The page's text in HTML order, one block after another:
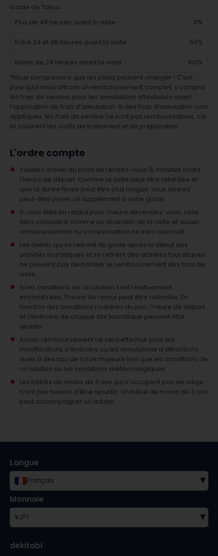
locale de Tokyo.
Plus de 48 heures avant la visite
0%
Entre 24 et 48 heures avant la visite 50%
Moins de 24 heures avant la visite
100%
*Nous comprenons que les plans peuvent changer ! C’est
pourquoi nous offrons un remboursement complet, y compris
les frais de service, pour les annulations effectuées avant
l’application de frais d’annulation. Si des frais d’annulation sont
appliqués, les frais de service ne sont pas remboursables, car
ils couvrent les coûts de traitement et de préparation.
L'ordre compte
Veuillez arriver au point de rendez-vous 15 minutes avant
l'heure de départ. Comme la visite peut être retardée et
que la durée finale peut être plus longue, vous devrez
peut-être payer un supplément à votre guide.
Si vous êtes en retard pour l'heure de rendez-vous, cela
sera considéré comme un abandon de la visite et aucun
remboursement ou compensation ne sera accordé.
Les clients qui se retirent du guide après le début des
activités touristiques et se retirent des activités touristiques
ne peuvent pas demander le remboursement des frais de
visite.
Si les conditions de circulation sont relativement
encombrées, l'heure de retour peut être retardée. En
fonction des conditions routières du jour, l'heure de départ
et l'itinéraire de chaque site touristique peuvent être
ajustés.
Aucun remboursement ne sera effectué pour les
modifications d'itinéraire ou les annulations d'attractions
dues à des cas de force majeure tels que les conditions de
circulation ou les conditions météorologiques.
Les bébés de moins de 3 ans qui n'occupent pas de siège
n'ont pas besoin d'être ajoutés. Un bébé de moins de 3 ans
peut accompagner un adulte.
Langue
Français ▾
Monnaie
¥JPY ▾
dekitabi